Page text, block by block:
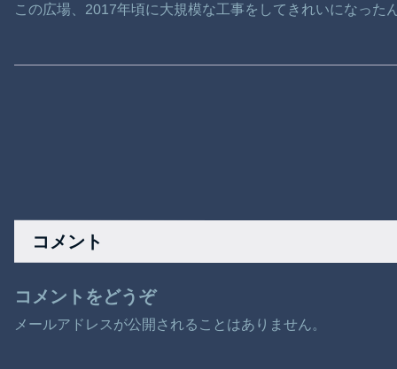
この広場、2017年頃に大規模な工事をしてきれいになった
コメント
コメントをどうぞ
メールアドレスが公開されることはありません。